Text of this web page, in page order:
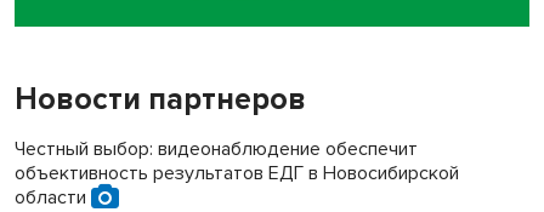
пенсионерки на вокзале
Новости партнеров
Честный выбор: видеонаблюдение обеспечит
объективность результатов ЕДГ в Новосибирской
области